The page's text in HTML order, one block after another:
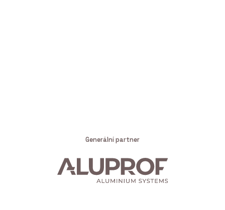
Generální partner